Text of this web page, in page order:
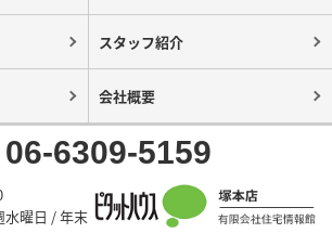
スタッフ紹介
会社概要
06-6309-5159
水曜日 / 年末